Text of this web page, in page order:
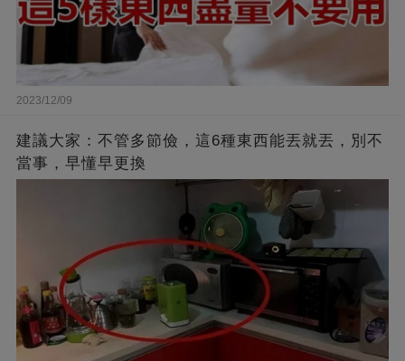
2023/12/09
建議大家：不管多節儉，這6種東西能丟就丟，別不
當事，早懂早更換